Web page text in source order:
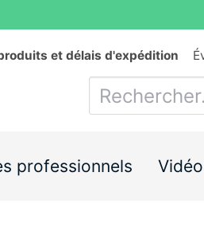
et délais d'expédition
professionnels